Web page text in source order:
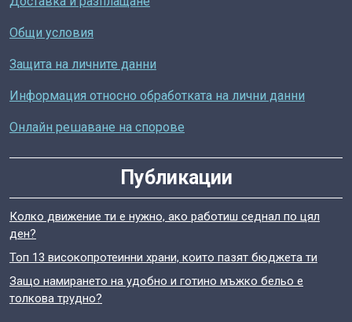
Общи условия
Защита на личните данни
Информация относно обработката на лични данни
Онлайн решаване на спорове
Публикации
Колко движение ти е нужно, ако работиш седнал по цял
ден?
Топ 13 високопротеинни храни, които пазят бюджета ти
Защо намирането на удобно и готино мъжко бельо е
толкова трудно?